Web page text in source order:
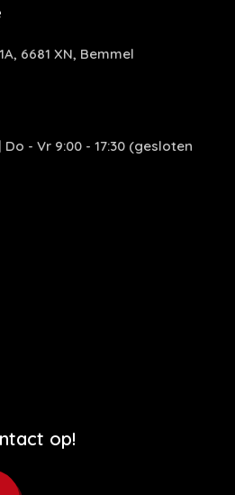
6681 XN, Bemmel
Do - Vr 9:00 - 17:30 (gesloten
op!